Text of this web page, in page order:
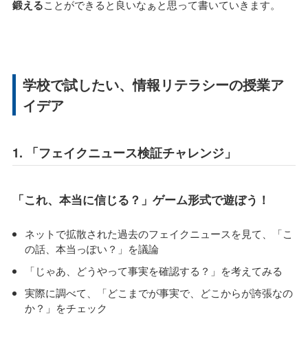
鍛えることができると良いなぁと思って書いていきます。
学校で試したい、情報リテラシーの授業ア
イデア
1. 「フェイクニュース検証チャレンジ」
「これ、本当に信じる？」ゲーム形式で遊ぼう！
ネットで拡散された過去のフェイクニュースを見て、「こ
の話、本当っぽい？」を議論
「じゃあ、どうやって事実を確認する？」を考えてみる
実際に調べて、「どこまでが事実で、どこからが誇張なの
か？」をチェック